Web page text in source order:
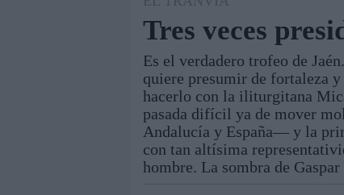
Módulos Portada Jaén Provincia
Tres veces
Es el verdadero trofeo de
quiere presumir de fortaleza
hacerlo con la iliturgitana
pasada difícil ya de mover
Andalucía y España— y la
con tan altísima
hombre. La sombra de